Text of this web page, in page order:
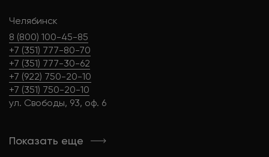
Челябинск
8 (800) 100-45-85
+7 (351) 777-80-70
+7 (351) 777-30-62
+7 (922) 750-20-10
+7 (351) 750-20-10
ул. Свободы, 93, оф. 6
Показать еще